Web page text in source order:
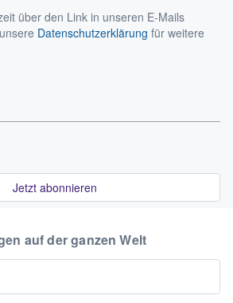
über den Link in unseren E-Mails
Datenschutzerklärung für weitere
Jetzt abonnieren
auf der ganzen Welt